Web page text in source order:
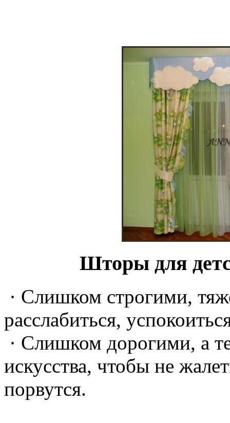
Шторы для
· Слишком строгими,
расслабиться,
· Слишком дорогими, а
искусства, чтобы не
порвутся.